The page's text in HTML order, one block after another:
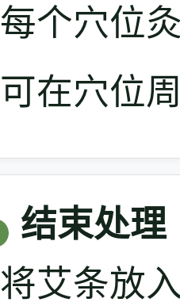
每个穴位
可在穴位
结束处理
将艾条放